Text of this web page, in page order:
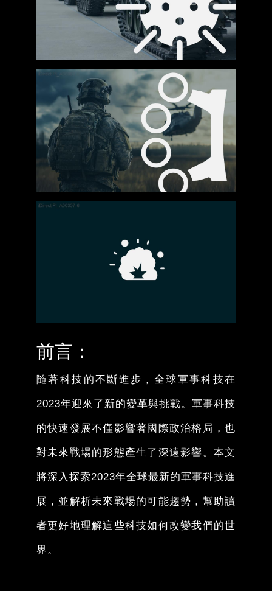
前言：
隨著科技的不斷進步，全球軍事科技在
2023年迎來了新的變革與挑戰。軍事科技
的快速發展不僅影響著國際政治格局，也
對未來戰場的形態產生了深遠影響。本文
將深入探索2023年全球最新的軍事科技進
展，並解析未來戰場的可能趨勢，幫助讀
者更好地理解這些科技如何改變我們的世
界。